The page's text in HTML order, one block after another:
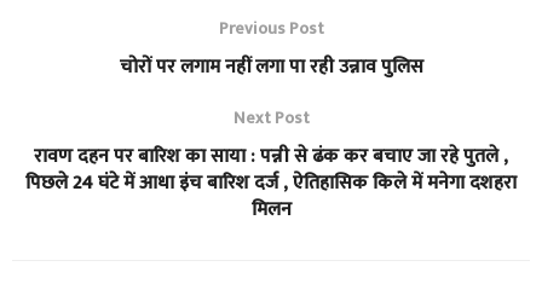
Previous Post
चोरों पर लगाम नहीं लगा पा रही उन्नाव पुलिस
Next Post
रावण दहन पर बारिश का साया : पन्नी से ढंक कर बचाए जा रहे पुतले ,
पिछले 24 घंटे में आधा इंच बारिश दर्ज , ऐतिहासिक किले में मनेगा दशहरा
मिलन